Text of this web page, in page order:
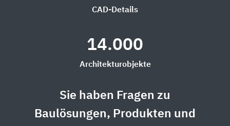
CAD-Details
14.000
Architekturobjekte
Sie haben Fragen zu
Baulösungen, Produkten und